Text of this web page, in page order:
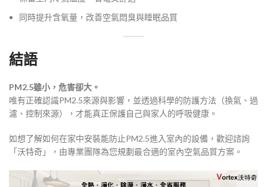
同時提升含氧量，改善空氣悶臭與睡眠品質
結語
PM2.5雖小，危害卻大。
唯有正確認識PM2.5來源與影響，並透過科學的防護方法（換氣、過
濾、控制來源），才能真正保護自己與家人的呼吸健康。
如想了解如何在家中安裝能防止PM2.5進入室內的設備，歡迎諮詢
「沃特奇」，由專業團隊為您規劃最合適的室內空氣品質方案。